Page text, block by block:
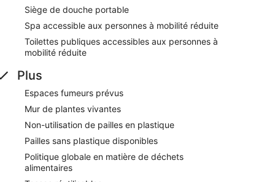
et un sauna. Outre un restaurant et un café,
abrite un bar / salon, l'idéal pour siroter un
servi gratuitement chaque matin. Le Wi-Fi est
offre également du café dans les espaces
est disponible gratuitement.
de 07 h 30 à 09 h 30, et le week-end de
Siège de douche portable
Spa accessible aux personnes à mobilité réduite
Toilettes publiques accessibles aux personnes à
mobilité réduite
Plus
Espaces fumeurs prévus
Mur de plantes vivantes
Non-utilisation de pailles en plastique
Pailles sans plastique disponibles
Politique globale en matière de déchets
alimentaires